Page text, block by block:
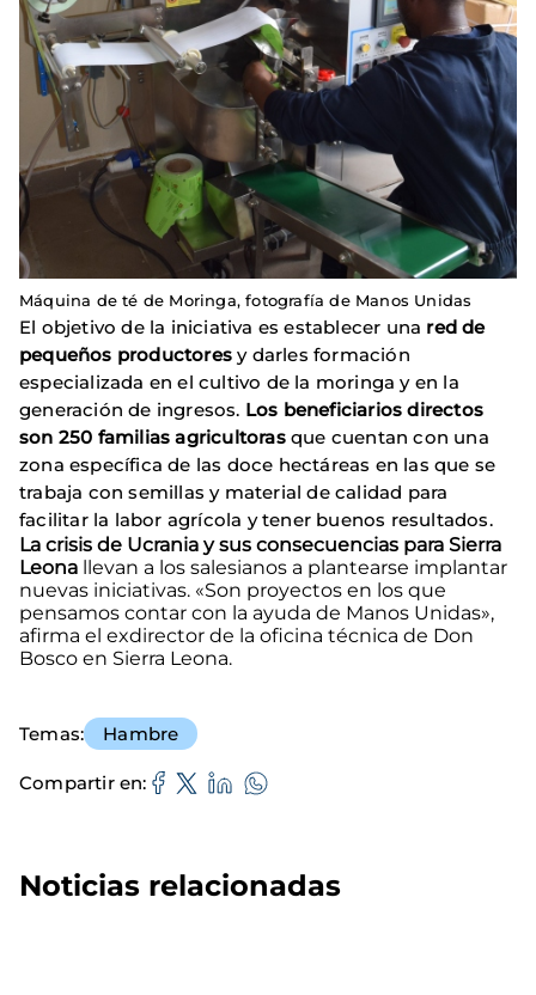
Máquina de té de Moringa, fotografía de Manos Unidas
El objetivo de la iniciativa es establecer una red de
pequeños productores y darles formación
especializada en el cultivo de la moringa y en la
generación de ingresos. Los beneficiarios directos
son 250 familias agricultoras que cuentan con una
zona específica de las doce hectáreas en las que se
trabaja con semillas y material de calidad para
facilitar la labor agrícola y tener buenos resultados.
La crisis de Ucrania y sus consecuencias para Sierra
Leona llevan a los salesianos a plantearse implantar
nuevas iniciativas. «Son proyectos en los que
pensamos contar con la ayuda de Manos Unidas»,
afirma el exdirector de la oficina técnica de Don
Bosco en Sierra Leona.
Temas Hambre
Compartir en
Noticias relacionadas